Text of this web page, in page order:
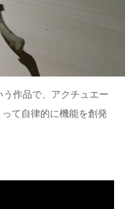
作品で、アクチュエー
て自律的に機能を創発